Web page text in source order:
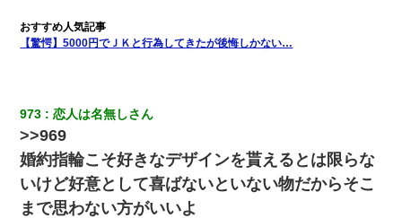
見合いにて。嫁「はじめまして」俺「失礼ですが○○さんご本人で
【GJ!】会社から帰宅中、広い駐車場にエンジンかけっ放しの車を
発見。しかも「ヒィ～」みたいな声も聞こえてきたので気になっ
て近寄ったら女の子がおっさんの下敷きになってた
夫の友達がBBQを定期的に開催して夫婦で参加してたんだけど、
女性側のリーダーみたいな人に「BBQは友達とやりなよ！」と言
われて…
【驚愕】5000円でＪＫと行為してきたが後悔しかない…
973 恋人は名無しさん
>>969
婚約指輪こそ好きなデザインを貰えるとは限らな
いけど好意として喜ばないといない物だからそこ
まで思わない方がいいよ